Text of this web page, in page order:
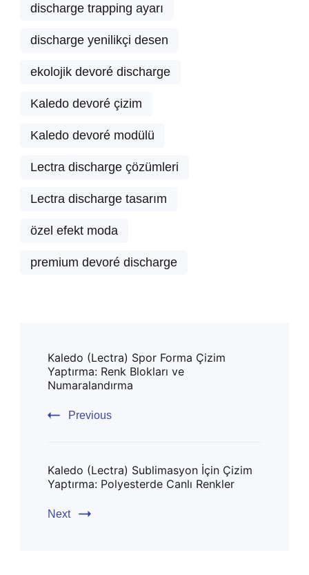
discharge trapping ayarı
discharge yenilikçi desen
ekolojik devoré discharge
Kaledo devoré çizim
Kaledo devoré modülü
Lectra discharge çözümleri
Lectra discharge tasarım
özel efekt moda
premium devoré discharge
Navigation
Kaledo (Lectra) Spor Forma Çizim
Yaptırma: Renk Blokları ve
Numaralandırma
Previous
Kaledo (Lectra) Sublimasyon İçin Çizim
Yaptırma: Polyesterde Canlı Renkler
Next